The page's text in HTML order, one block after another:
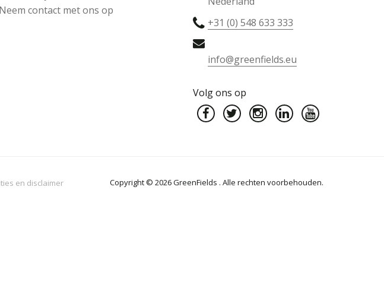
Neem contact met ons op
+31 (0) 548 633 333
info@greenfields.eu
Volg ons op
en disclaimer Copyright © 2026 GreenFields . Alle rechten voorbehouden.